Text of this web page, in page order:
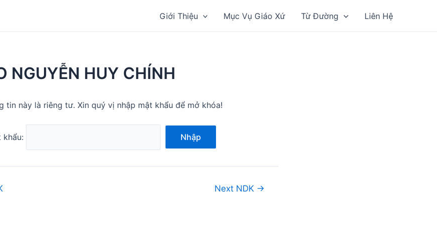
Giới Thiệu Mục Vụ Giáo Xứ Từ Đường Liên Hệ
NGUYỄN HUY CHÍNH
tin này là riêng tư. Xin quý vị nhập mật khẩu để mở khóa!
khẩu: Nhập
Next NDK →